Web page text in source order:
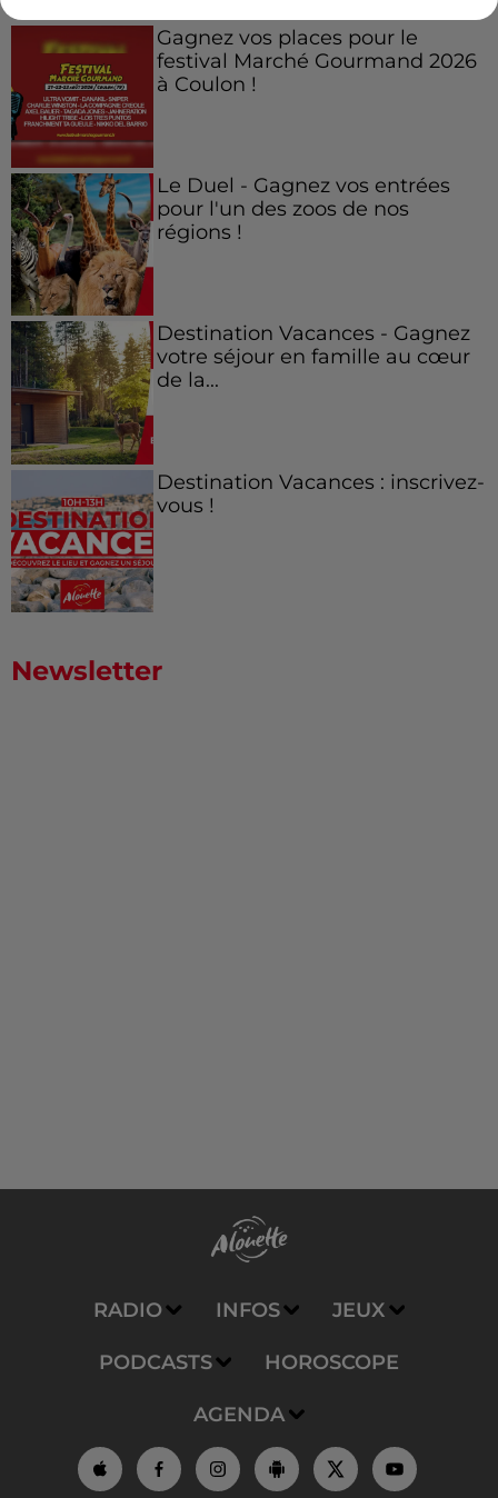
Gagnez vos places pour le
festival Marché Gourmand 2026
à Coulon !
Le Duel - Gagnez vos entrées
pour l'un des zoos de nos
régions !
Destination Vacances - Gagnez
votre séjour en famille au cœur
de la...
Destination Vacances : inscrivez-
vous !
Newsletter
RADIO INFOS JEUX
PODCASTS HOROSCOPE
AGENDA